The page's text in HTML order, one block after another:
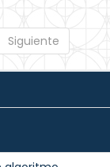
Siguiente